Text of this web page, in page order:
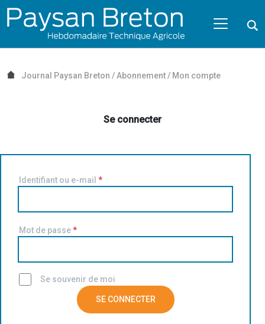
Passer au contenu
NAVIGATION MOBILE
NAVIGATION
PRINCIPALE
Journal Paysan Breton / Abonnement/ Mon compte
Se connecter
Identifiant ou e-mail *
Mot de passe*
Se souvenir de moi
SE CONNECTER